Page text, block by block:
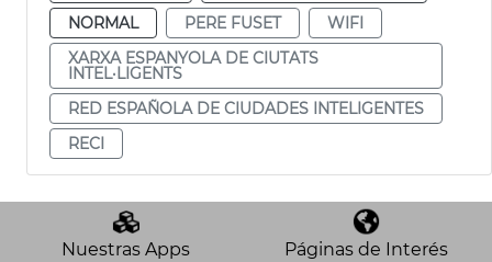
NORMAL
PERE FUSET
WIFI
XARXA ESPANYOLA DE CIUTATS
INTEL·LIGENTS
RED ESPAÑOLA DE CIUDADES INTELIGENTES
RECI
Nuestras Apps Páginas de Interés